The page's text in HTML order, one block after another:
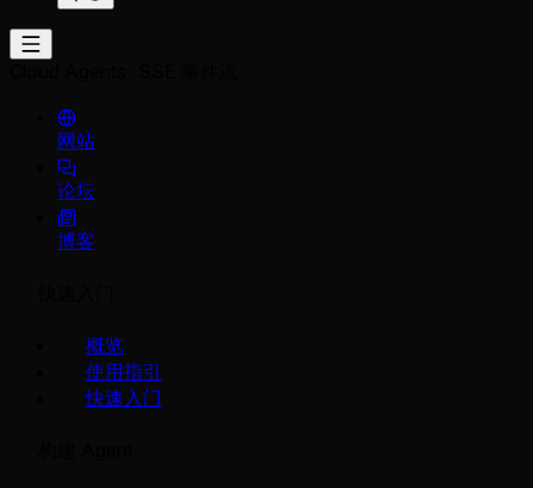
网站
论坛
博客
概览
使用指引
快速入门